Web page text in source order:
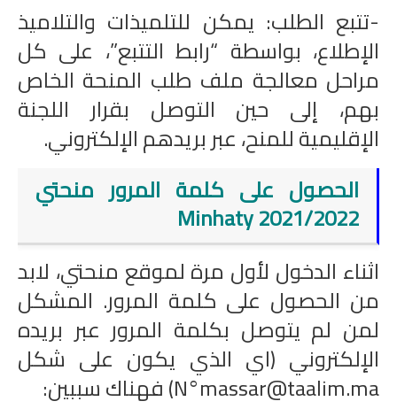
-تتبع الطلب: يمكن للتلميذات والتلاميذ
الإطلاع، بواسطة “رابط التتبع”، على كل
مراحل معالجة ملف طلب المنحة الخاص
بهم، إلى حين التوصل بقرار اللجنة
الإقليمية للمنح، عبر بريدهم الإلكتروني.
الحصول على كلمة المرور منحتي
Minhaty 2021/2022
اثناء الدخول لأول مرة لموقع منحتي، لابد
من الحصول على كلمة المرور. المشكل
لمن لم يتوصل بكلمة المرور عبر بريده
الإلكتروني (اي الذي يكون على شكل
N°massar@taalim.ma) فهناك سببين: